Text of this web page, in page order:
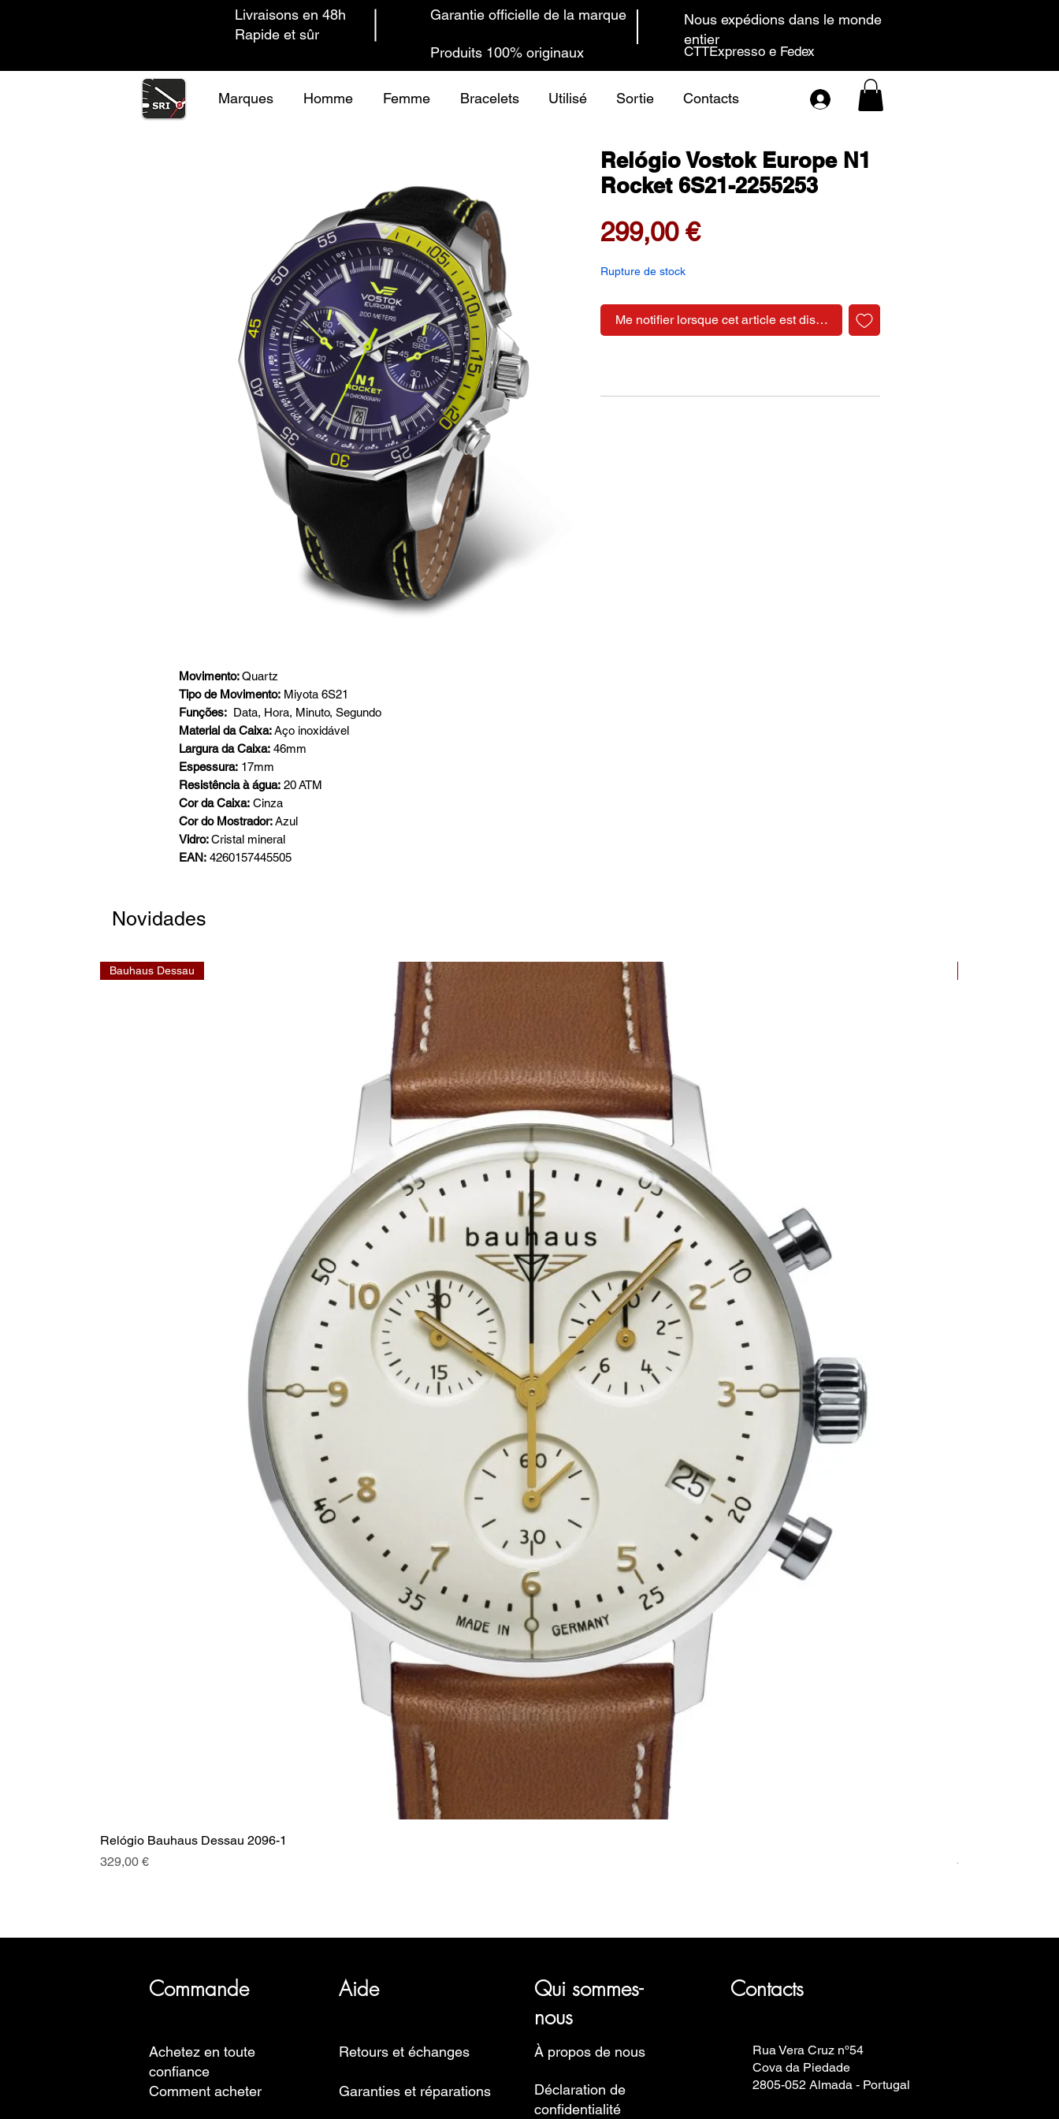
Livraisons en 48h
Rapide et sûr
Produits 100% originaux
Garantie officielle de la marque
Nous expédions dans le monde
entier
CTTExpresso e Fedex
Marques Homme Femme Bracelets Utilisé Sortie Contacts
Movimento:Quartz
Tipo de Movimento: Miyota 6S21
Funções: Data, Hora, Minuto, Segundo
Material da Caixa:Aço inoxidável
Largura da Caixa: 46mm
Espessura: 17mm
Resistência à água: 20 ATM
Cor da Caixa: Cinza
Cor do Mostrador:Azul
Vidro:Cristal mineral
EAN: 4260157445505
Relógio Vostok Europe N1
Rocket 6S21-2255253
299,00 €Prix
Rupture de stock
Me notifier lorsque cet article est disponible
Novidades
Bauhaus Dessau
Relógio Bauhaus Dessau 2096-1
Prix
329,00 €
Prix
499,00 €
Commande Aide
Qui sommes-
nous
Contacts
Achetez en toute
confiance
Comment acheter
Retours et échanges
Garanties et réparations
À propos de nous
Déclaration de
confidentialité
Rua Vera Cruz nº54
Cova da Piedade
2805-052 Almada - Portugal